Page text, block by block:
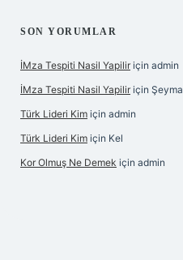
SON YORUMLAR
İMza Tespiti Nasil Yapilir için admin
İMza Tespiti Nasil Yapilir için Şeyma
Türk Lideri Kim için admin
Türk Lideri Kim için Kel
Kor Olmuş Ne Demek için admin